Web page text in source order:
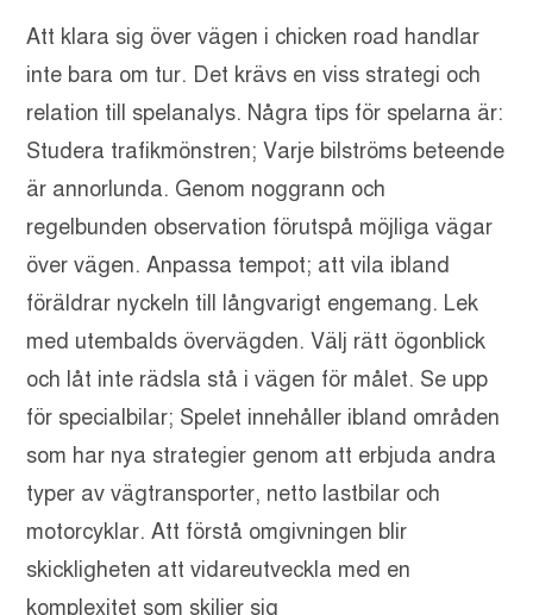
Att klara sig över vägen i chicken road handlar
inte bara om tur. Det krävs en viss strategi och
relation till spelanalys. Några tips för spelarna är:
Studera trafikmönstren; Varje bilströms beteende
är annorlunda. Genom noggrann och
regelbunden observation förutspå möjliga vägar
över vägen. Anpassa tempot; att vila ibland
föräldrar nyckeln till långvarigt engemang. Lek
med utembalds övervägden. Välj rätt ögonblick
och låt inte rädsla stå i vägen för målet. Se upp
för specialbilar; Spelet innehåller ibland områden
som har nya strategier genom att erbjuda andra
typer av vägtransporter, netto lastbilar och
motorcyklar. Att förstå omgivningen blir
skickligheten att vidareutveckla med en
komplexitet som skiljer sig